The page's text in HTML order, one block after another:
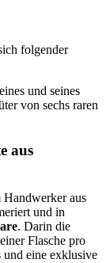
folgender
und seines
von sechs raren
aus
Handwerker aus
und in
. Darin die
Flasche pro
und eine exklusive